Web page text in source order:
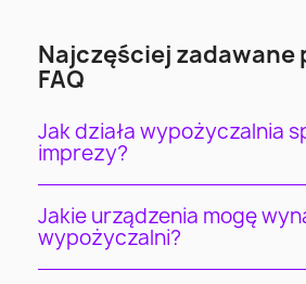
Najczęściej zadawane
FAQ
Jak działa wypożyczalnia
imprezy?
Jakie urządzenia mogę
wypożyczalni?